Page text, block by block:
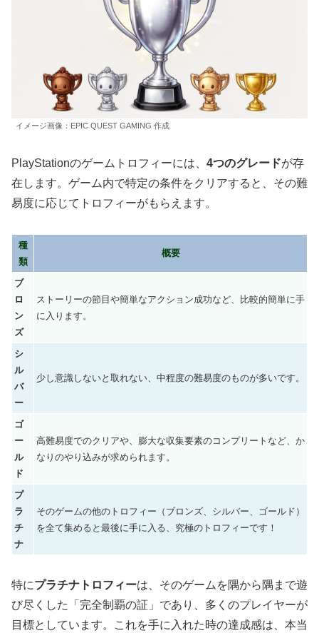
イメージ画像：EPIC QUEST GAMING 作成
PlayStationのゲームトロフィーには、 4つのグレードが存
在します。ゲーム内で特定の条件をクリアすると、その難
易度に応じてトロフィーがもらえます。
種
類
概要
ブ
ロ
ン
ズ
ストーリーの節目や簡単なアクション成功など、比較的簡単に手
に入ります。
シ
ル
バ
ー
少し意識しないと取れない、中程度の難易度のものが多いです。
ゴ
ー
ル
ド
高難易度でのクリアや、膨大な収集要素のコンプリートなど、か
なりのやり込みが求められます。
プ
ラ
チ
ナ
そのゲームの他のトロフィー（ブロンズ、シルバー、ゴールド）
を全て集めると最後に手に入る、究極のトロフィーです！
特にプラチナトロフィーは、そのゲームを隅から隅まで遊
び尽くした「完全制覇の証」であり、多くのプレイヤーが
目標としています。これを手に入れた時の達成感は、本当